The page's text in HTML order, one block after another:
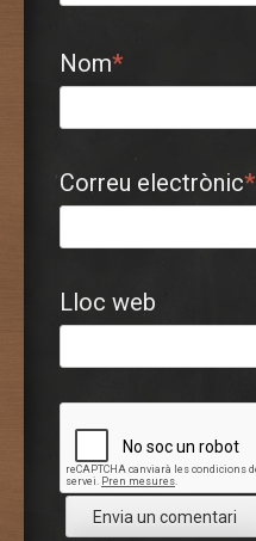
Nom*
Correu electrònic*
Lloc web